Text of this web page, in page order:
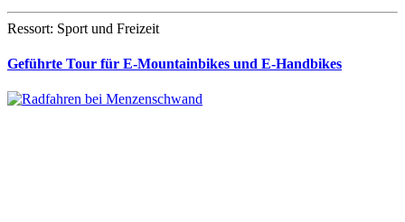
Ressort: Sport und Freizeit
Geführte Tour für E-Mountainbikes und E-Handbikes